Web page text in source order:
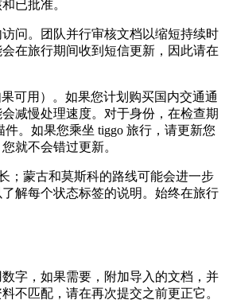
已批准。
问。团队并行审核文档以缩短持续时
在旅行期间收到短信更新，因此请在
可用）。如果您计划购买国内交通通
减慢处理速度。对于身份，在检查期
件。如果您乘坐 tiggo 旅行，请更新您
就不会错过更新。
；蒙古和莫斯科的路线可能会进一步
解每个状态标签的说明。始终在旅行
字，如果需要，附加导入的文档，并
不匹配，请在再次提交之前更正它。